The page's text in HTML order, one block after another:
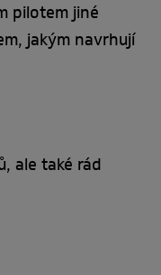
pilotem jiné
jakým navrhují
ale také rád